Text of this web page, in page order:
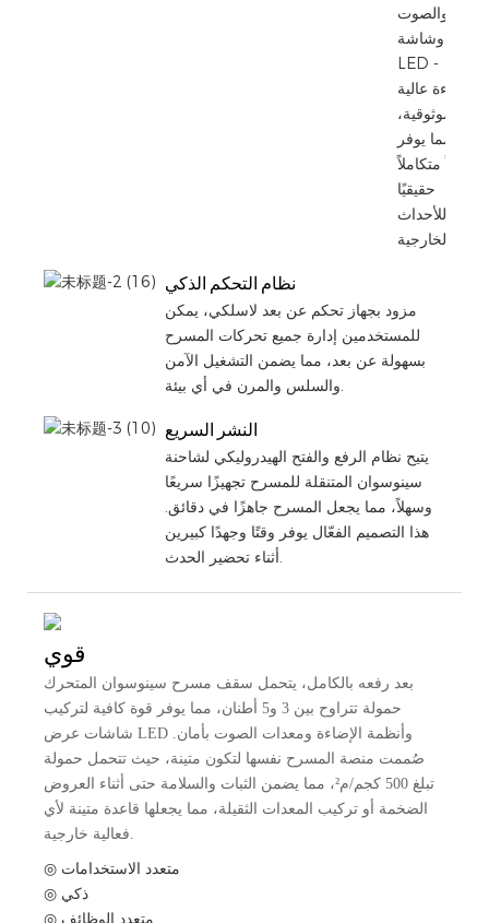
والصوت
وشاشة
LED -
كفاءة عالية
وموثوقية،
مما يوفر
حلاً متكاملاً
حقيقيًا
للأحداث
نظام التحكم الذكي
مزود بجهاز تحكم عن بعد لاسلكي، يمكن
للمستخدمين إدارة جميع تحركات المسرح
بسهولة عن بعد، مما يضمن التشغيل الآمن
والسلس والمرن في أي بيئة.
النشر السريع
يتيح نظام الرفع والفتح الهيدروليكي لشاحنة
سينوسوان المتنقلة للمسرح تجهيزًا سريعًا
وسهلاً، مما يجعل المسرح جاهزًا في دقائق.
هذا التصميم الفعّال يوفر وقتًا وجهدًا كبيرين
أثناء تحضير الحدث.
قوي
بعد رفعه بالكامل، يتحمل سقف مسرح سينوسوان المتحرك
حمولة تتراوح بين 3 و5 أطنان، مما يوفر قوة كافية لتركيب
شاشات عرض LED وأنظمة الإضاءة ومعدات الصوت بأمان.
صُممت منصة المسرح نفسها لتكون متينة، حيث تتحمل حمولة
تبلغ 500 كجم/م²، مما يضمن الثبات والسلامة حتى أثناء العروض
الضخمة أو تركيب المعدات الثقيلة، مما يجعلها قاعدة متينة لأي
فعالية خارجية.
◎ متعدد الاستخدامات
◎ ذكي